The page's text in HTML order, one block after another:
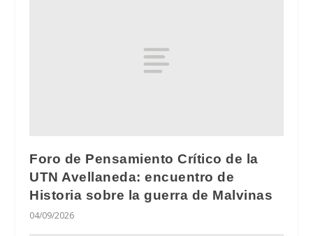
Foro de Pensamiento Crítico de la
UTN Avellaneda: encuentro de
Historia sobre la guerra de Malvinas
04/09/2026